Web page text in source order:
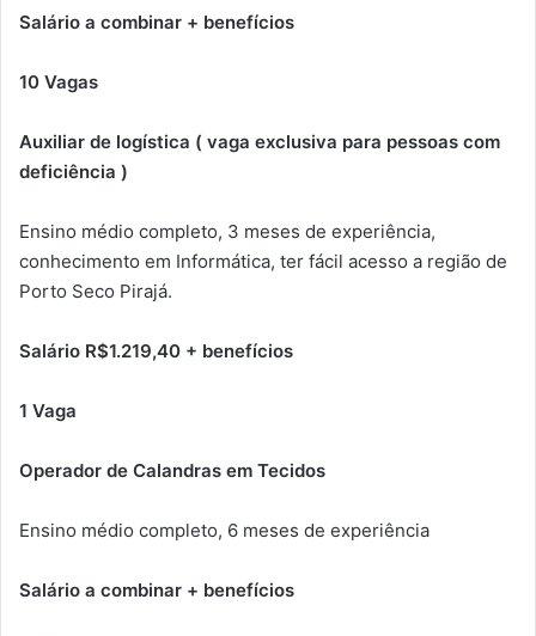
Salário a combinar + benefícios
10 Vagas
Auxiliar de logística ( vaga exclusiva para pessoas com
deficiência )
Ensino médio completo, 3 meses de experiência,
conhecimento em Informática, ter fácil acesso a região de
Porto Seco Pirajá.
Salário R$1.219,40 + benefícios
1 Vaga
Operador de Calandras em Tecidos
Ensino médio completo, 6 meses de experiência
Salário a combinar + benefícios